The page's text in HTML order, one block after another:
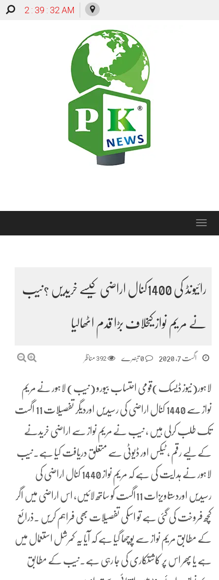
2 : 39 : 32 AM
Toggle
رائیونڈ کی 1400کنال اراضی کیسے خریدیں ؟نیب
نے مریم نواز کیخلاف بڑا قدم اٹھالیا
اگست 7, 2020 392 مناظر
لاہور(نیوز ڈیسک)قومی احتساب بیورو (نیب) لاہور نے مریم
نواز سے 1440 کنال اراضی کی رسیدیں اوردیگر تفصیلات 11 اگست
تک طلب کرلی ہیں ، نیب نے مریم نواز سے اراضی خریدنے
کے لیے رقم ، ٹیکس اور ڈیوٹی سے متعلق دریافت کیا ہے۔نیب
لاہور نے ہدایت کی ہے کہ مریم نواز 1440 کنال اراضی کی
رسیدیں اوردستاویزات 11اگست کو ساتھ لائیں، اس اراضی میں اگر
کچھ فروخت کی گئی ہے تو اسکی تفصیلات بھی فراہم کریں ۔ذرائع
کے مطابق مریم نواز سے پوچھا گیا ہے کہ آیا یہ کمرشل استعمال میں
ہے یا پھر اس پر کاشتکاری کی جا رہی ہے۔نیب کے مطابق